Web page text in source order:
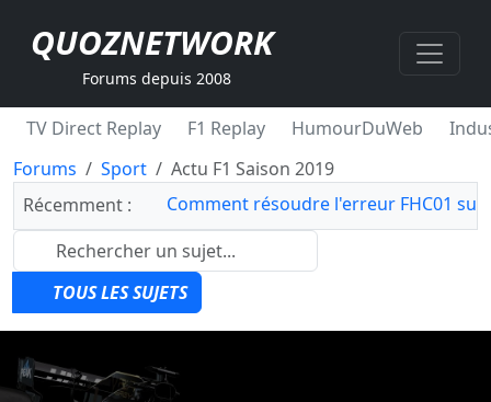
QUOZNETWORK
Forums depuis 2008
TV Direct Replay F1 Replay HumourDuWeb
Forums
Sport
Actu F1 Saison 2019
Récemment :
Comment résoudre l'erreur FHC01 sur
TOUS LES SUJETS